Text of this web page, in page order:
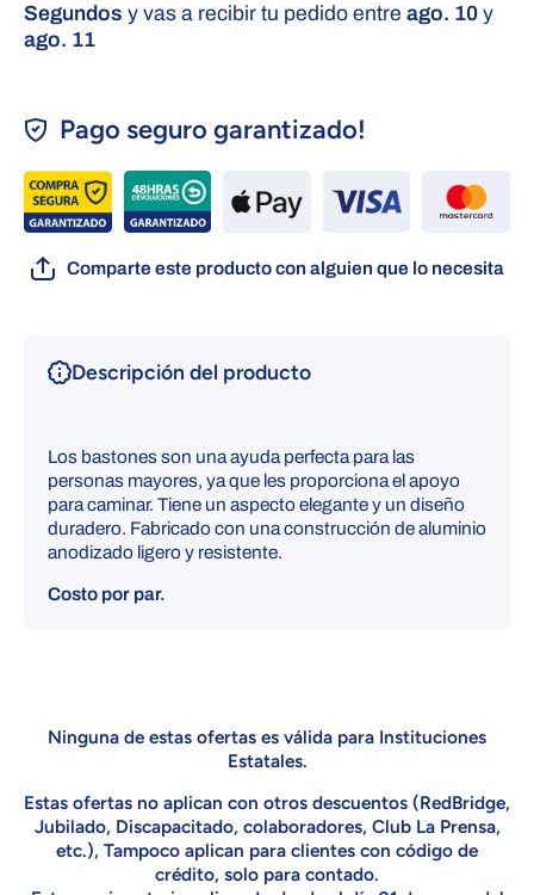
Segundos y vas a recibir tu pedido entre ago. 10 y
ago. 11
Pago seguro garantizado!
Comparte este producto con alguien que lo necesita
Descripción del producto
Los bastones son una ayuda perfecta para las
personas mayores, ya que les proporciona el apoyo
para caminar. Tiene un aspecto elegante y un diseño
duradero. Fabricado con una construcción de aluminio
anodizado ligero y resistente.
Costo por par.
Ninguna de estas ofertas es válida para Instituciones
Estatales.
Estas ofertas no aplican con otros descuentos (RedBridge,
Jubilado, Discapacitado, colaboradores, Club La Prensa,
etc.), Tampoco aplican para clientes con código de
crédito, solo para contado.